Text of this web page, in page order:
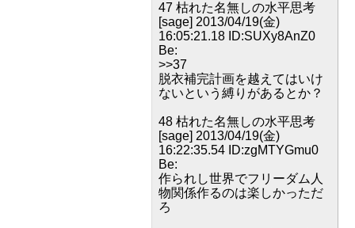
47 枯れた名無しの水平思考
[sage] 2013/04/19(金)
16:05:21.18 ID:SUXy8AnZ0
Be:
>>37
脱衣補完計画を越えてはいけ
ないという縛りがあるとか？
48 枯れた名無しの水平思考
[sage] 2013/04/19(金)
16:22:35.54 ID:zgMTYGmu0
Be:
作られし世界でフリーダム人
物関係作るのは楽しかっただ
ろ